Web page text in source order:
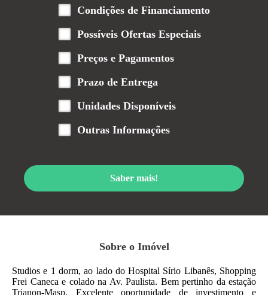
Sobre o Imóvel
Studios e 1 dorm, ao lado do Hospital Sírio Libanês, Shopping
Frei Caneca e colado na Av. Paulista. Bem pertinho da estação
Trianon-Masp. Excelente oportunidade de investimento e
Condições de Financiamento
Possíveis Ofertas Especiais
Preços e Pagamentos
Prazo de Entrega
Unidades Disponíveis
Outras Informações
Saber mais!